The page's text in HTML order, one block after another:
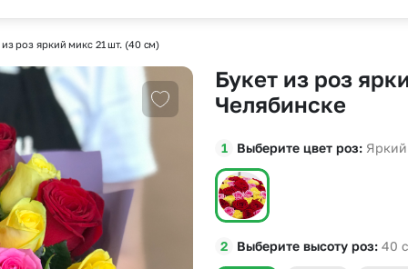
роза
По виду цветка
Распродажа
Букеты от 4000 руб.
Букеты 2500 - 4000 руб.
Февраля
День Учителя
Новый Год
Пасха
Последний звонок
Повышение
Белые розы
Кремовые розы
Малиновые розы
Разноцветные розы
к букетам
из роз яркий микс 21 шт. (40 см)
Добавить в избранное
Букет из роз
Челябинске
Выберите цвет роз
Выберите высоту роз 40